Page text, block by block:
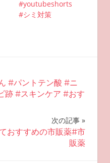
#youtubeshorts
#シミ対策
#パントテン酸 #ニ
跡 #スキンケア #おす
次の記事
おすすめの市販薬#市
販薬